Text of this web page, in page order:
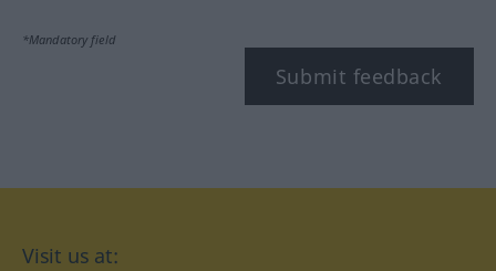
*Mandatory field
Submit feedback
Visit us at: